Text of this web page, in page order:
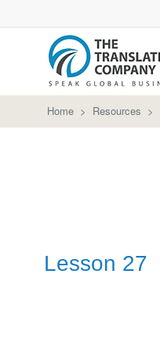
Home > Resources >
Lesson 27